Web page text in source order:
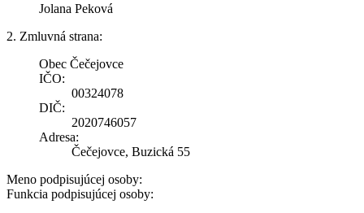
Jolana Peková
2. Zmluvná strana:
Obec Čečejovce
IČO:
00324078
DIČ:
2020746057
Adresa:
Čečejovce, Buzická 55
Meno podpisujúcej osoby:
Funkcia podpisujúcej osoby: